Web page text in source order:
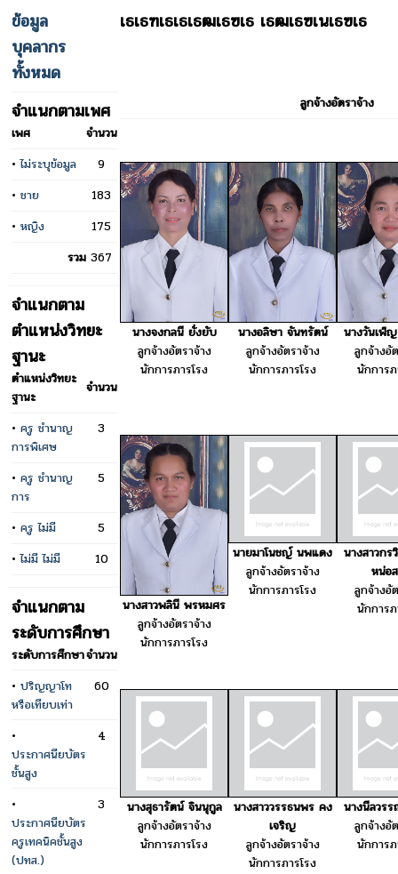
ข้อมูล
บุคลากร
ทั้งหมด
จำแนกตามเพศ
เพศ
จำนวน
•ไม่ระบุข้อมูล
9
• ชาย
183
• หญิง
175
รวม 367
จำแนกตาม
ตำแหน่งวิทยะ
ฐานะ
ตำแหน่งวิทยะ
ฐานะ
จำนวน
• ครู ชำนาญ
การพิเศษ
3
• ครู ชำนาญ
การ
5
• ครู ไม่มี
5
•ไม่มี ไม่มี 10
จำแนกตาม
ระดับการศึกษา
ระดับการศึกษาจำนวน
• ปริญญาโท
หรือเทียบเท่า
60
•
ประกาศนียบัตร
ชั้นสูง
4
•
ประกาศนียบัตร
ครูเทคนิคชั้นสูง
(ปทส.)
3
เธเธฑเธเธเธฒเธฃเธ เธฒเธฃเนเธฃเธ
ลูกจ้างอัตราจ้าง
นางจงกลนี ยั่งยับ
ลูกจ้างอัตราจ้าง
นักการภารโรง
นางอลิษา จันทรัตน์
ลูกจ้างอัตราจ้าง
นักการภารโรง
นางวันเพ็
ลูกจ้างอั
นักการภ
นางสาวพลินี พรหมศร
ลูกจ้างอัตราจ้าง
นักการภารโรง
นายมาโนชญ์ นพแดง
ลูกจ้างอัตราจ้าง
นักการภารโรง
นางสาวกร
หน่อ
ลูกจ้างอั
นักการภ
นางสุธารัตน์ จินนุกูล
ลูกจ้างอัตราจ้าง
นักการภารโรง
นางสาววรรธนพร คง
เจริญ
ลูกจ้างอัตราจ้าง
นักการภารโรง
นางนีลวร
ลูกจ้างอั
นักการภ